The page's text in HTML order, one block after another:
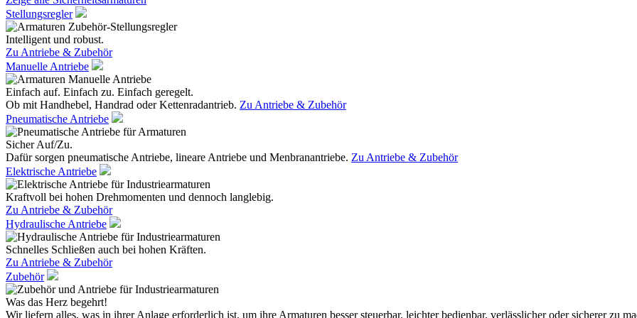
Stellungsregler
Intelligent und robust.
Zu Antriebe & Zubehör
Manuelle Antriebe
Einfach auf. Einfach zu. Einfach geregelt.
Ob mit Handhebel, Handrad oder Kettenradantrieb. Zu Antriebe & Zubehör
Pneumatische Antriebe
Sicher Auf/Zu.
Dafür sorgen pneumatische Antriebe, lineare Antriebe und Menbranantriebe. Zu Antriebe & Zubehör
Elektrische Antriebe
Kraftvoll bei hohen Drehmomenten und dennoch langlebig.
Zu Antriebe & Zubehör
Hydraulische Antriebe
Schnelles Schließen auch bei hohen Kräften.
Zu Antriebe & Zubehör
Zubehör
Was das Herz begehrt!
Wir liefern alles, was in ihrer Anlage erforderlich ist, um ihre Armaturen besser steuerbar, leichter bedienbar, verlässlicher oder sicherer zu